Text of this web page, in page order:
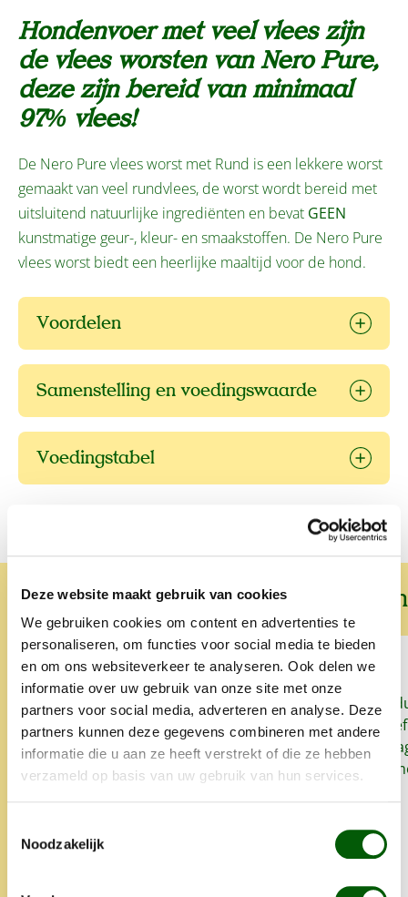
Deze website maakt gebruik van cookies
We gebruiken cookies om content en advertenties te
personaliseren, om functies voor social media te bieden
en om ons websiteverkeer te analyseren. Ook delen we
informatie over uw gebruik van onze site met onze
partners voor social media, adverteren en analyse. Deze
partners kunnen deze gegevens combineren met andere
informatie die u aan ze heeft verstrekt of die ze hebben
verzameld op basis van uw gebruik van hun services.
Noodzakelijk
Hondenvoer met veel vlees zijn
de vlees worsten van Nero Pure,
deze zijn bereid van minimaal
97% vlees!
De Nero Pure vlees worst met Rund is een lekkere worst
gemaakt van veel rundvlees, de worst wordt bereid met
uitsluitend natuurlijke ingrediënten en bevat GEEN
kunstmatige geur-, kleur- en smaakstoffen. De Nero Pure
vlees worst biedt een heerlijke maaltijd voor de hond.
Voordelen
Samenstelling en voedingswaarde
Voedingstabel
Wat onze klanten over ons zeggen
Sinds we Nero Gold geven aan
onze honden heeft onze
oudste hond zo goed als geen
last meer van allergieën en
lief iets extra's.
Snel, goed
het lekker.
zo'n klein
super. Alles is